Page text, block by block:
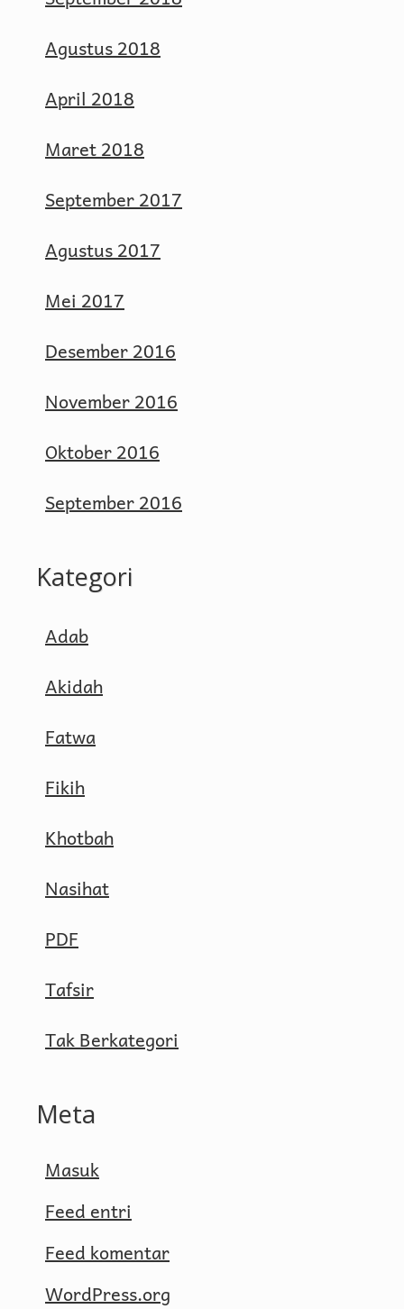
Agustus 2018
April 2018
Maret 2018
September 2017
Agustus 2017
Mei 2017
Desember 2016
November 2016
Oktober 2016
September 2016
Kategori
Adab
Akidah
Fatwa
Fikih
Khotbah
Nasihat
PDF
Tafsir
Tak Berkategori
Meta
Masuk
Feed entri
Feed komentar
WordPress.org